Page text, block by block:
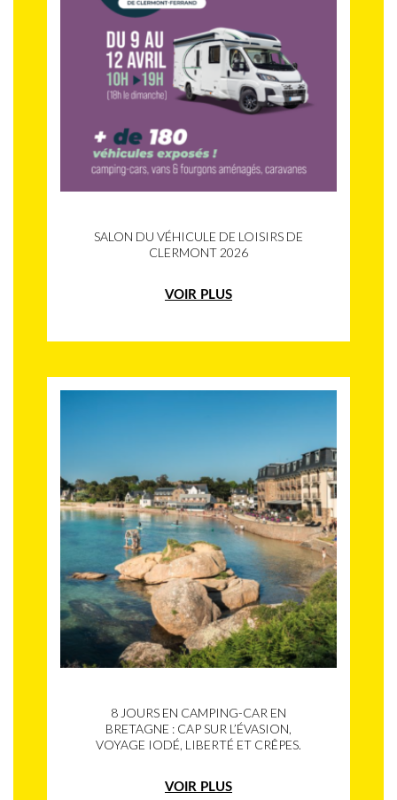
SALON DU VÉHICULE DE LOISIRS DE
CLERMONT 2026
VOIR PLUS
8 JOURS EN CAMPING-CAR EN
BRETAGNE : CAP SUR L’ÉVASION,
VOYAGE IODÉ, LIBERTÉ ET CRÊPES.
VOIR PLUS